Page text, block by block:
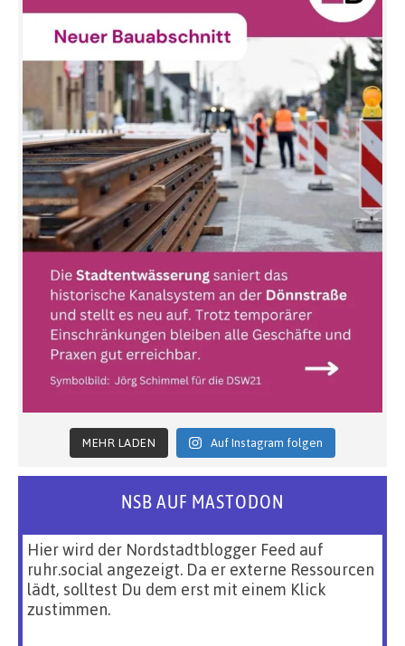
MEHR LADEN Auf Instagram folgen
NSB AUF MASTODON
Hier wird der Nordstadtblogger Feed auf
ruhr.social angezeigt. Da er externe Ressourcen
lädt, solltest Du dem erst mit einem Klick
zustimmen.